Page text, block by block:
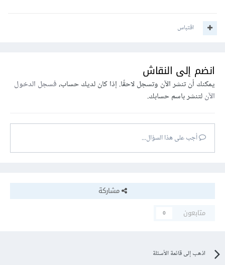
اقتباس
انضم إلى النقاش
يمكنك أن تنشر الآن وتسجل لاحقًا. إذا كان لديك حساب،فسجل الدخول
الآنلتنشر باسم حسابك.
أجب على هذا السؤال...
مشاركة
متابعون
0
اذهب إلى قائمة الأسئلة